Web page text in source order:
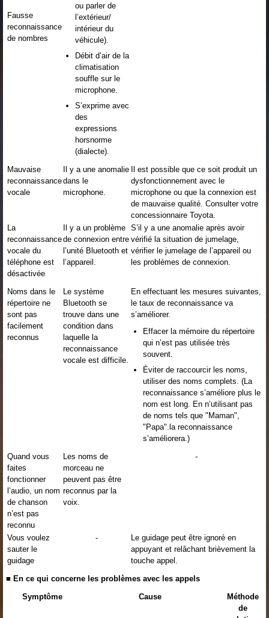
ou parler de
l’extérieur/
intérieur du
véhicule).
Débit d’air de la
climatisation
souffle sur le
microphone.
S’exprime avec
des
expressions
horsnorme
(dialecte).
Fausse
reconnaissance
de nombres
Mauvaise
reconnaissance
vocale
Il y a une anomalie
dans le
microphone.
Il est possible que ce soit produit un
dysfonctionnement avec le
microphone ou que la connexion est
de mauvaise qualité. Consulter votre
concessionnaire Toyota.
La
reconnaissance
vocale du
téléphone est
désactivée
Il y a un problème
de connexion entre
l’unité Bluetooth et
l’appareil.
S’il y a une anomalie après avoir
vérifié la situation de jumelage,
vérifier le jumelage de l’appareil ou
les problèmes de connexion.
Noms dans le
répertoire ne
sont pas
facilement
reconnus
Le système
Bluetooth se
trouve dans une
condition dans
laquelle la
reconnaissance
vocale est difficile.
En effectuant les mesures suivantes,
le taux de reconnaissance va
s’améliorer.
Effacer la mémoire du répertoire
qui n’est pas utilisée très
souvent.
Éviter de raccourcir les noms,
utiliser des noms complets. (La
reconnaissance s’améliore plus le
nom est long. En n’utilisant pas
de noms tels que "Maman",
"Papa".la reconnaissance
s’améliorera.)
Quand vous
faites
fonctionner
l’audio, un nom
de chanson
n’est pas
reconnu
Les noms de
morceau ne
peuvent pas être
reconnus par la
voix.
-
Vous voulez
sauter le
guidage
-
Le guidage peut être ignoré en
appuyant et relâchant brièvement la
touche appel.
■ En ce qui concerne les problèmes avec les appels
Symptôme
Cause
Méthode
de